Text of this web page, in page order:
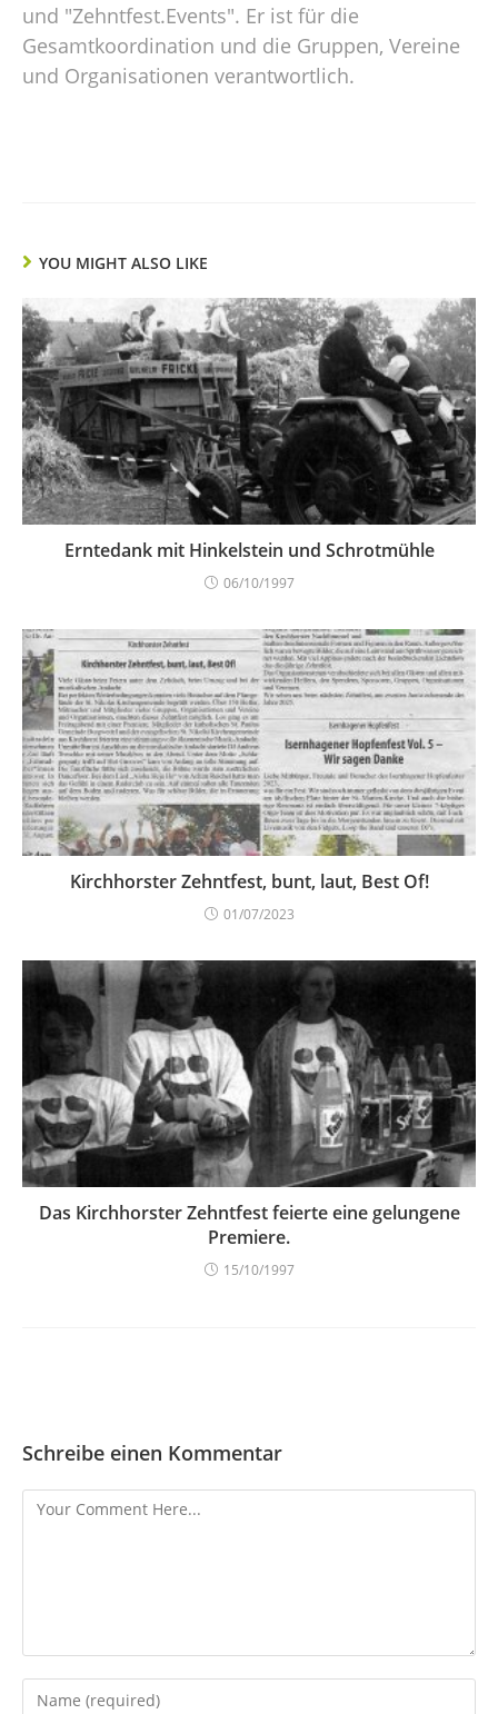
und "Zehntfest.Events". Er ist für die
Gesamtkoordination und die Gruppen, Vereine
und Organisationen verantwortlich.
YOU MIGHT ALSO LIKE
Erntedank mit Hinkelstein und Schrotmühle
06/10/1997
Kirchhorster Zehntfest, bunt, laut, Best Of!
01/07/2023
Das Kirchhorster Zehntfest feierte eine gelungene
Premiere.
15/10/1997
Schreibe einen Kommentar